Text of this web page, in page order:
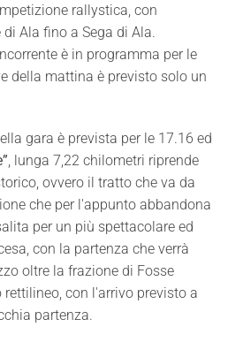
rallystica, con
Ala fino a Sega di Ala.
è in programma per le
della mattina è previsto solo un
gara è prevista per le 17.16 ed
, lunga 7,22 chilometri riprende
ovvero il tratto che va da
che per l'appunto abbandona
per un più spettacolare ed
con la partenza che verrà
oltre la frazione di Fosse
con l'arrivo previsto a
partenza.